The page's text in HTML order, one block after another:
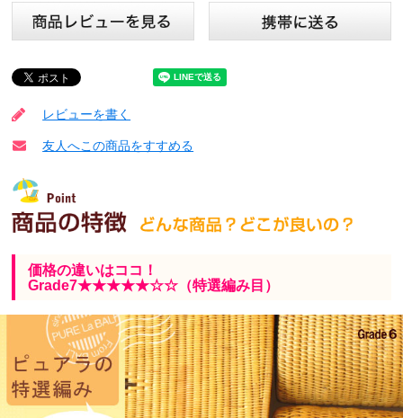
レビューを書く
友人へこの商品をすすめる
価格の違いはココ！
Grade7★★★★★☆☆（特選編み目）